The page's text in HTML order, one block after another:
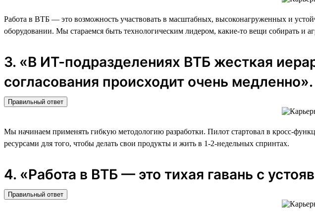
Работа в ВТБ — это возможность участвовать в масштабных, высоконагруженных и
оборудовании. Мы стараемся быть технологическим лидером, какие-то вещи собирать и
3. «В ИТ-подразделениях ВТБ жесткая
согласования происходит очень медленно».
Правильный ответ
Мы начинаем применять гибкую методологию разработки. Пилот стартовал в кросс-
ресурсами для того, чтобы делать свои продукты и жить в 1-2-недельных спринтах.
4. «Работа в ВТБ — это тихая гавань с
Правильный ответ